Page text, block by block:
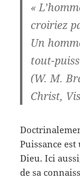
«
croiriez
Un
tout-
(W. M.
Christ,
Puissance
Dieu. Ici
de sa